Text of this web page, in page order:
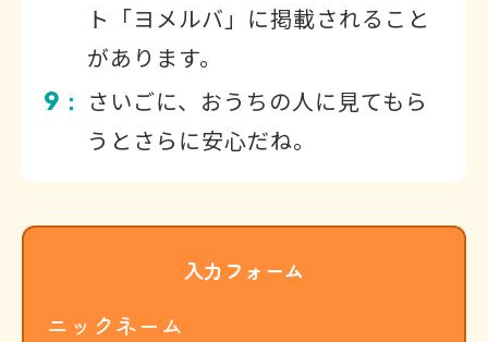
ト「ヨメルバ」に掲載されること
があります。
9 ：
さいごに、おうちの人に見てもら
うとさらに安心だね。
入力フォーム
ニックネーム